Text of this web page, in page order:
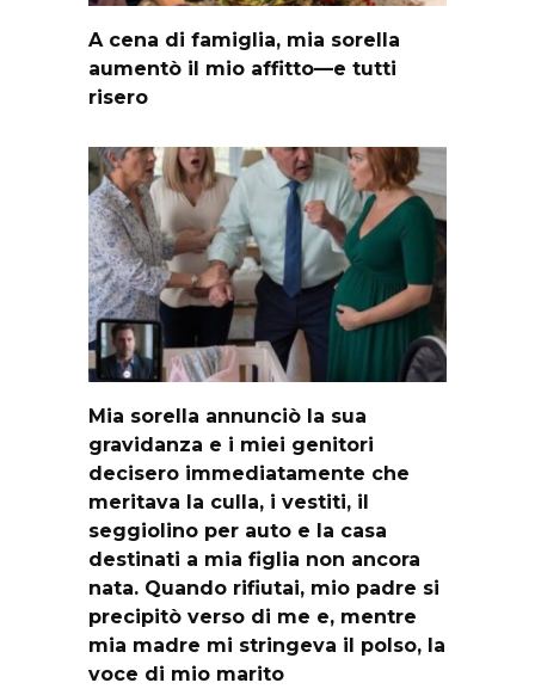
A cena di famiglia, mia sorella
aumentò il mio affitto—e tutti
risero
Mia sorella annunciò la sua
gravidanza e i miei genitori
decisero immediatamente che
meritava la culla, i vestiti, il
seggiolino per auto e la casa
destinati a mia figlia non ancora
nata. Quando rifiutai, mio padre si
precipitò verso di me e, mentre
mia madre mi stringeva il polso, la
voce di mio marito